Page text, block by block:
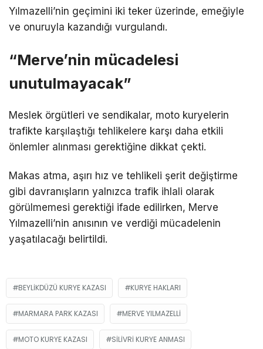
Yılmazelli’nin geçimini iki teker üzerinde, emeğiyle
ve onuruyla kazandığı vurgulandı.
“Merve’nin mücadelesi
unutulmayacak”
Meslek örgütleri ve sendikalar, moto kuryelerin
trafikte karşılaştığı tehlikelere karşı daha etkili
önlemler alınması gerektiğine dikkat çekti.
Makas atma, aşırı hız ve tehlikeli şerit değiştirme
gibi davranışların yalnızca trafik ihlali olarak
görülmemesi gerektiği ifade edilirken, Merve
Yılmazelli’nin anısının ve verdiği mücadelenin
yaşatılacağı belirtildi.
BEYLIKDÜZÜ KURYE KAZASI KURYE HAKLARI
MARMARA PARK KAZASI MERVE YILMAZELLI
MOTO KURYE KAZASI SILIVRI KURYE ANMASI